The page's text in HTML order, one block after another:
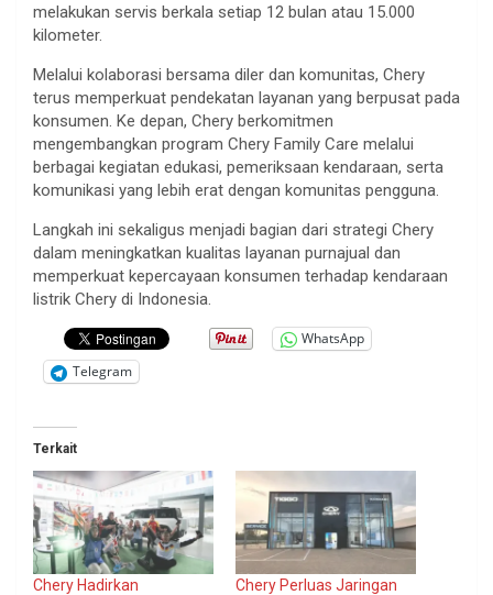
melakukan servis berkala setiap 12 bulan atau 15.000
kilometer.
Melalui kolaborasi bersama diler dan komunitas, Chery
terus memperkuat pendekatan layanan yang berpusat pada
konsumen. Ke depan, Chery berkomitmen
mengembangkan program Chery Family Care melalui
berbagai kegiatan edukasi, pemeriksaan kendaraan, serta
komunikasi yang lebih erat dengan komunitas pengguna.
Langkah ini sekaligus menjadi bagian dari strategi Chery
dalam meningkatkan kualitas layanan purnajual dan
memperkuat kepercayaan konsumen terhadap kendaraan
listrik Chery di Indonesia.
WhatsApp
Telegram
Terkait
Chery Hadirkan Chery Perluas Jaringan